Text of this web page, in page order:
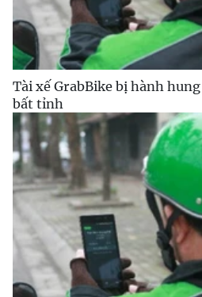
Tài xế GrabBike bị hành
bất tỉnh